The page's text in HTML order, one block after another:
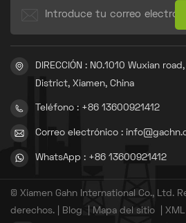
DIRECCIÓN : NO.1010 Wuxian
District, Xiamen, China
Teléfono : +86 13600921412
Correo electrónico :
WhatsApp : +86 13600921412
© Xiamen Gahn International Co., Ltd.
derechos. |
Blog Mapa del sitio XML